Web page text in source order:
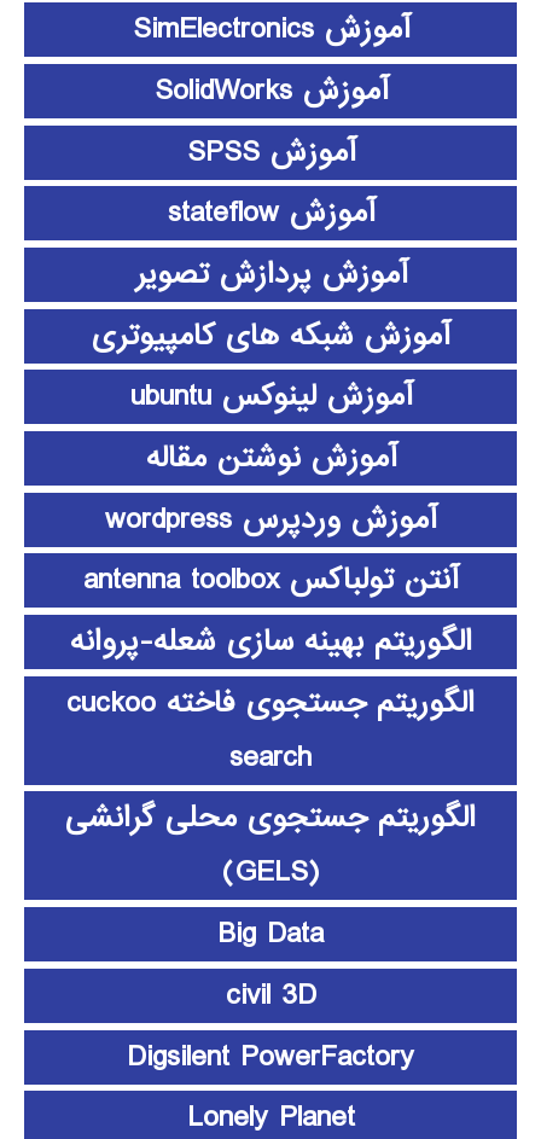
آموزش SimElectronics
آموزش SolidWorks
آموزش SPSS
آموزش stateflow
آموزش پردازش تصویر
آموزش شبکه های کامپیوتری
آموزش لینوکس ubuntu
آموزش نوشتن مقاله
آموزش وردپرس wordpress
آنتن تولباکس antenna toolbox
الگوریتم بهینه سازی شعله-پروانه
الگوریتم جستجوی فاخته cuckoo
search
الگوریتم جستجوی محلی گرانشی
(GELS)
Big Data
civil 3D
Digsilent PowerFactory
Lonely Planet